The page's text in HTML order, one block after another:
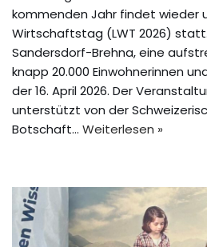
kommenden Jahr findet wieder
Wirtschaftstag (LWT 2026)
Sandersdorf-Brehna, eine
knapp 20.000 Einwohnerinnen
der 16. April 2026. Der
unterstützt von der
Botschaft… Weiterlesen »